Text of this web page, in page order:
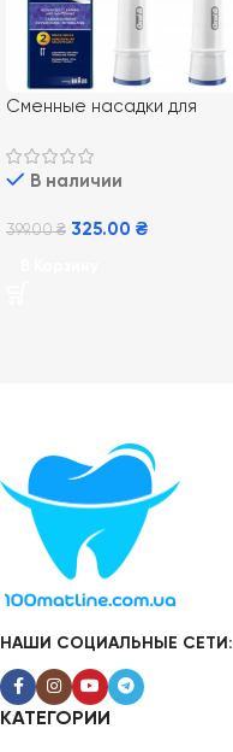
Сменные насадки для
Oral-B EB18 3D White 2 шт
В наличии
399.00₴ 325.00 ₴
НАШИ СОЦИАЛЬНЫЕ СЕТИ:
КАТЕГОРИИ